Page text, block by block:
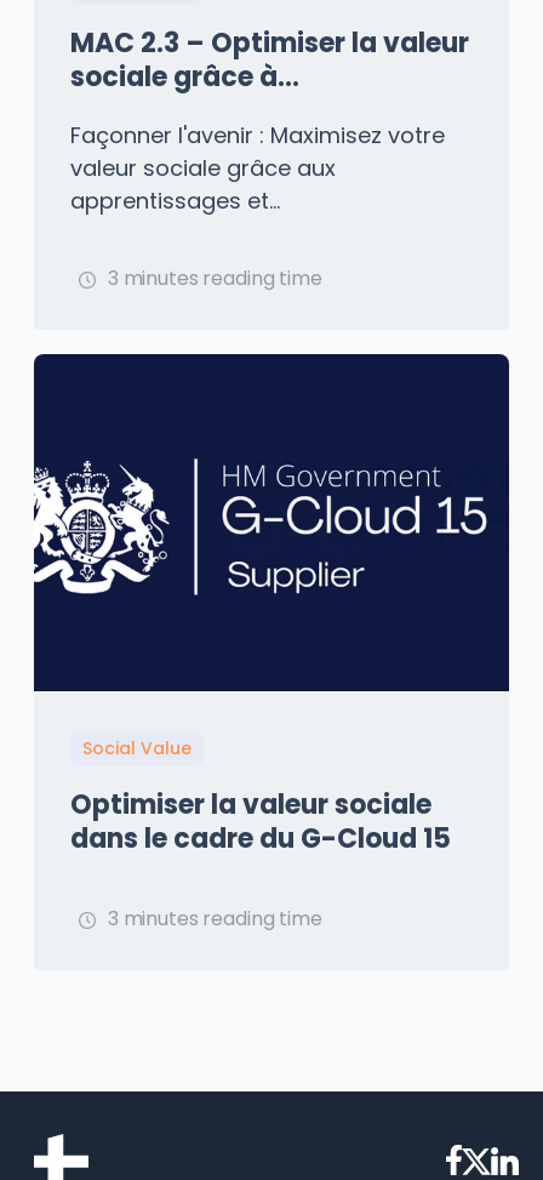
MAC 2.3 – Optimiser la valeur
sociale grâce à
Levels
Façonner l'avenir : Maximisez votre
valeur sociale grâce aux
apprentissages et...
3 minutes reading time
Social Value
Optimiser la valeur sociale
dans le cadre du G-Cloud 15
3 minutes reading time